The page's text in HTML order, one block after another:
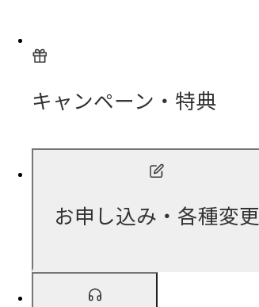
キャンペーン・特典
お申し込み・各種変更